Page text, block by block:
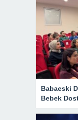
Babaeski
Bebek